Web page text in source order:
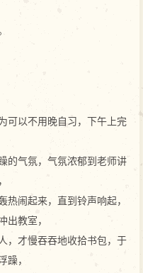
可以不用晚自习，下午上完
的气氛，气氛浓郁到老师讲
闹起来，直到铃声响起，
出教室，
，才慢吞吞地收拾书包，于
躁，